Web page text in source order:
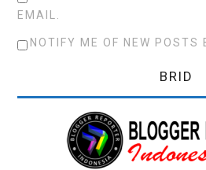
EMAIL.
NOTIFY ME OF NEW POSTS
BRID